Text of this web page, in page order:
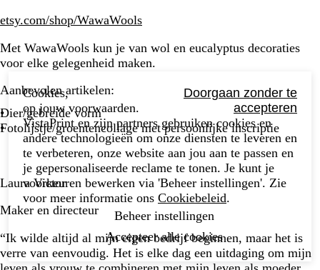
etsy.com/shop/WawaWools
Met WawaWools kun je van wol en eucalyptus decoraties
voor elke gelegenheid maken.
Aanbevolen artikelen:
Dier/gebreide vorm
Fotolijstje/groentencollage met persoonlijke inscriptie
Laura Victor
Maker en directeur
“Ik wilde altijd al mijn eigen bedrijf beginnen, maar het is
verre van eenvoudig. Het is elke dag een uitdaging om mijn
Cookies,
op jouw voorwaarden.
Doorgaan zonder te
accepteren
VistaPrint en zijn partners gebruiken cookies en
andere technologieën om onze diensten te leveren en
te verbeteren, onze website aan jou aan te passen en
je gepersonaliseerde reclame te tonen. Je kunt je
voorkeuren bewerken via 'Beheer instellingen'. Zie
voor meer informatie ons Cookiebeleid.
Beheer instellingen
Accepteer alle cookies